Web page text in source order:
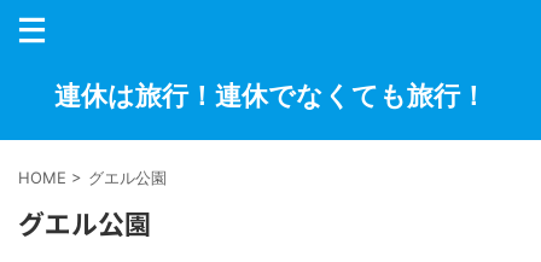
連休は旅行！連休でなくても旅行！
HOME > グエル公園
グエル公園